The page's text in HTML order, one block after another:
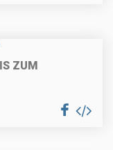
ZUM